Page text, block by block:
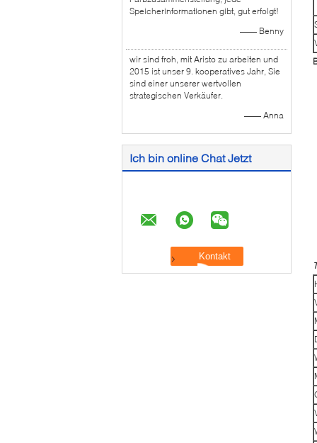
Speicherinformationen gibt, gut erfolgt!
—— Benny
wir sind froh, mit Aristo zu arbeiten und
2015 ist unser 9. kooperatives Jahr, Sie
sind einer unserer wertvollen
strategischen Verkäufer.
—— Anna
Ich bin online Chat Jetzt